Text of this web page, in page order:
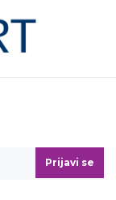
Prijavi se